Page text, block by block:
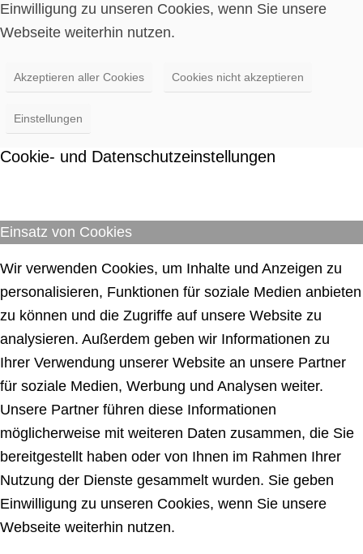
Einwilligung zu unseren Cookies, wenn Sie unsere
Webseite weiterhin nutzen.
Akzeptieren aller Cookies Cookies nicht akzeptieren
Einstellungen
Cookie- und Datenschutzeinstellungen
Einsatz von Cookies
Wir verwenden Cookies, um Inhalte und Anzeigen zu
personalisieren, Funktionen für soziale Medien anbieten
zu können und die Zugriffe auf unsere Website zu
analysieren. Außerdem geben wir Informationen zu
Ihrer Verwendung unserer Website an unsere Partner
für soziale Medien, Werbung und Analysen weiter.
Unsere Partner führen diese Informationen
möglicherweise mit weiteren Daten zusammen, die Sie
bereitgestellt haben oder von Ihnen im Rahmen Ihrer
Nutzung der Dienste gesammelt wurden. Sie geben
Einwilligung zu unseren Cookies, wenn Sie unsere
Webseite weiterhin nutzen.